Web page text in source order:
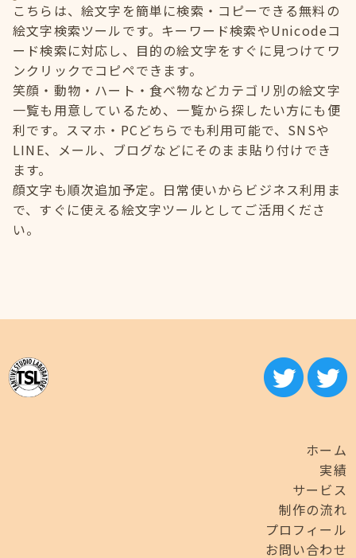
こちらは、絵文字を簡単に検索・コピーできる無料の
絵文字検索ツールです。キーワード検索やUnicodeコ
ード検索に対応し、目的の絵文字をすぐに見つけてワ
ンクリックでコピペできます。
笑顔・動物・ハート・食べ物などカテゴリ別の絵文字
一覧も用意しているため、一覧から探したい方にも便
利です。スマホ・PCどちらでも利用可能で、SNSや
LINE、メール、ブログなどにそのまま貼り付けでき
ます。
顔文字も順次追加予定。日常使いからビジネス利用ま
で、すぐに使える絵文字ツールとしてご活用くださ
い。
ホーム
実績
サービス
制作の流れ
プロフィール
お問い合わせ